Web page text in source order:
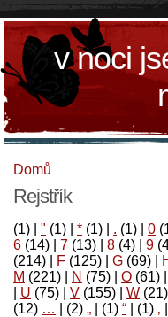
v noci
Domů
Rejstřík
(1) " (1) * (1) . (1) 0
6 (14) 7 (13) 8 (4) 9
(214)
F (125) G (69)
M (221) N (75) O (61)
U (75) V (155) W (21)
‚
(1)
“
(1)
„
(2)
…
(12)